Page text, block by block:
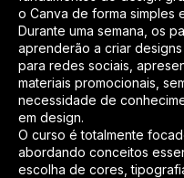
o Canva de forma simples
Durante uma semana, os
aprenderão a criar
para redes sociais,
materiais promocionais,
necessidade de
em design.
O curso é totalmente
abordando conceitos
escolha de cores,